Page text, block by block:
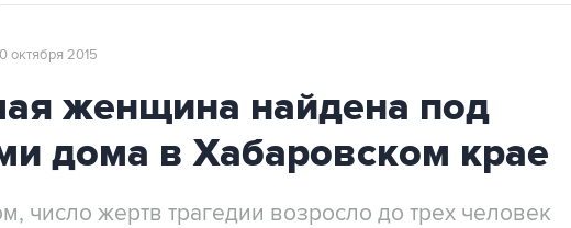
октября 2015
женщина найдена под
дома в Хабаровском крае
число жертв трагедии возросло до трех человек